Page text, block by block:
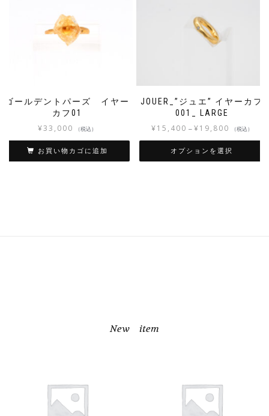
ゴールデントパーズ イヤー
カフ01
¥33,000 （税込）
お買い物カゴに追加
JOUER_”ジュエ” イヤーカフ
001_ LARGE
¥15,400 – ¥19,800 （税込）
オプションを選択
New item